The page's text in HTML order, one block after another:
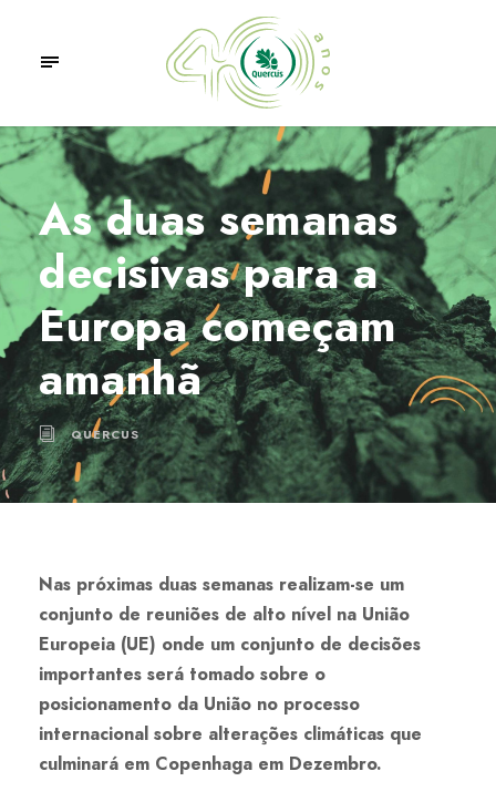
As duas semanas
decisivas para a
Europa começam
amanhã
QUERCUS
Nas próximas duas semanas realizam-se um
conjunto de reuniões de alto nível na União
Europeia (UE) onde um conjunto de decisões
importantes será tomado sobre o
posicionamento da União no processo
internacional sobre alterações climáticas que
culminará em Copenhaga em Dezembro.